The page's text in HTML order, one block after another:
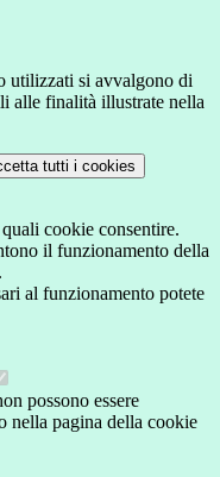
utilizzati si avvalgono di
alle finalità illustrate nella
tutti i cookies
cookie consentire.
il funzionamento della
al funzionamento potete
possono essere
nella pagina della cookie